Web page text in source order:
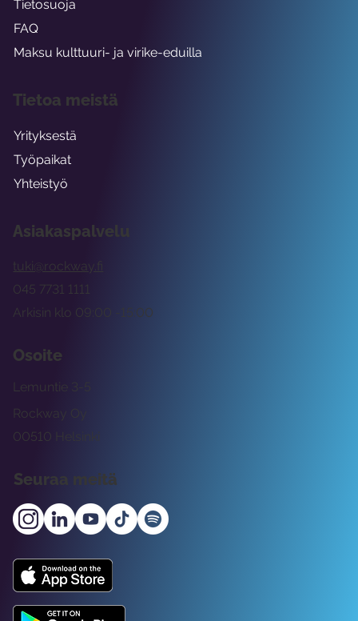
Asiakaspalvelu
tuki@rockway.fi
Arkisin klo 09:00 -15:00
045 7731 1111
Osoite
Rockway Oy
Lemuntie 3-5
00510 Helsinki
Seuraa meitä
Tietosuoja
FAQ
Maksu kulttuuri- ja virike-eduilla
Tietoa meistä
Yrityksestä
Työpaikat
Yhteistyö